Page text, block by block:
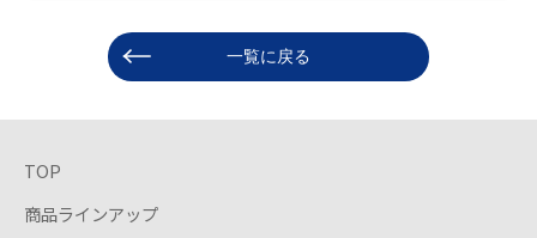
一覧に戻る
TOP
商品ラインアップ